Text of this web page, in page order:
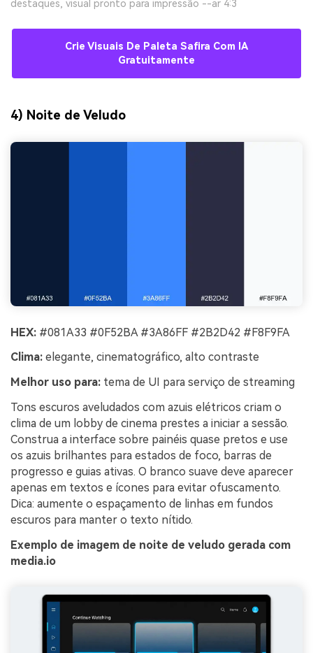
destaques, visual pronto para impressão --ar 4:3
Crie Visuais De Paleta Safira Com IA
Gratuitamente
4) Noite de Veludo
HEX: #081A33 #0F52BA #3A86FF #2B2D42 #F8F9FA
Clima: elegante, cinematográfico, alto contraste
Melhor uso para: tema de UI para serviço de streaming
Tons escuros aveludados com azuis elétricos criam o
clima de um lobby de cinema prestes a iniciar a sessão.
Construa a interface sobre painéis quase pretos e use
os azuis brilhantes para estados de foco, barras de
progresso e guias ativas. O branco suave deve aparecer
apenas em textos e ícones para evitar ofuscamento.
Dica: aumente o espaçamento de linhas em fundos
escuros para manter o texto nítido.
Exemplo de imagem de noite de veludo gerada com
media.io